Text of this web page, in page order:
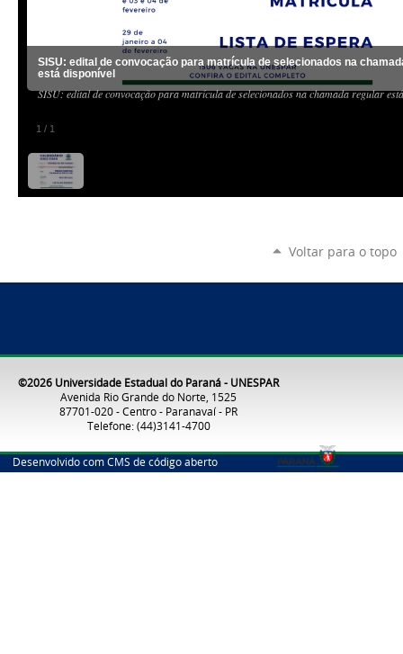
1 / 1
SISU: edital de convocação para matrícula de selecionados na
está disponível
SISU: edital de convocação para matrícula de selecionados na chamada regular
Voltar para o topo
©2026 Universidade Estadual do Paraná - UNESPAR
Avenida Rio Grande do Norte, 1525
87701-020 - Centro - Paranavaí - PR
Telefone: (44)3141-4700
Desenvolvido com CMS de código aberto